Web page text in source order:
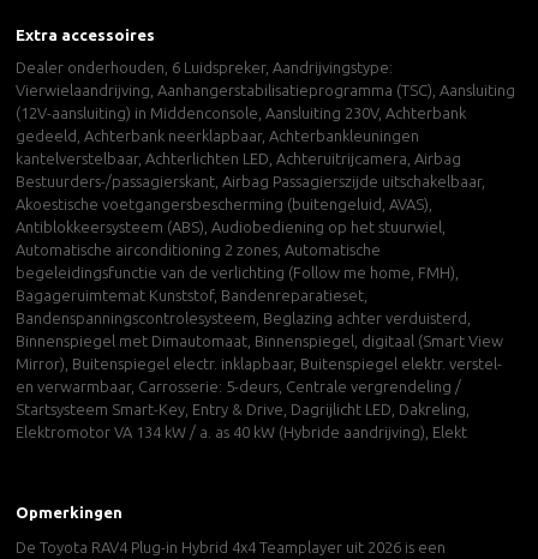
Extra accessoires
Dealer onderhouden, 6 Luidspreker, Aandrijvingstype:
Vierwielaandrijving, Aanhangerstabilisatieprogramma (TSC), Aansluiting
(12V-aansluiting) in Middenconsole, Aansluiting 230V, Achterbank
gedeeld, Achterbank neerklapbaar, Achterbankleuningen
kantelverstelbaar, Achterlichten LED, Achteruitrijcamera, Airbag
Bestuurders-/passagierskant, Airbag Passagierszijde uitschakelbaar,
Akoestische voetgangersbescherming (buitengeluid, AVAS),
Antiblokkeersysteem (ABS), Audiobediening op het stuurwiel,
Automatische airconditioning 2 zones, Automatische
begeleidingsfunctie van de verlichting (Follow me home, FMH),
Bagageruimtemat Kunststof, Bandenreparatieset,
Bandenspanningscontrolesysteem, Beglazing achter verduisterd,
Binnenspiegel met Dimautomaat, Binnenspiegel, digitaal (Smart View
Mirror), Buitenspiegel electr. inklapbaar, Buitenspiegel elektr. verstel-
en verwarmbaar, Carrosserie: 5-deurs, Centrale vergrendeling /
Startsysteem Smart-Key, Entry & Drive, Dagrijlicht LED, Dakreling,
Elektromotor VA 134 kW / a. as 40 kW (Hybride aandrijving), Elekt
Opmerkingen
De Toyota RAV4 Plug-in Hybrid 4x4 Teamplayer uit 2026 is een